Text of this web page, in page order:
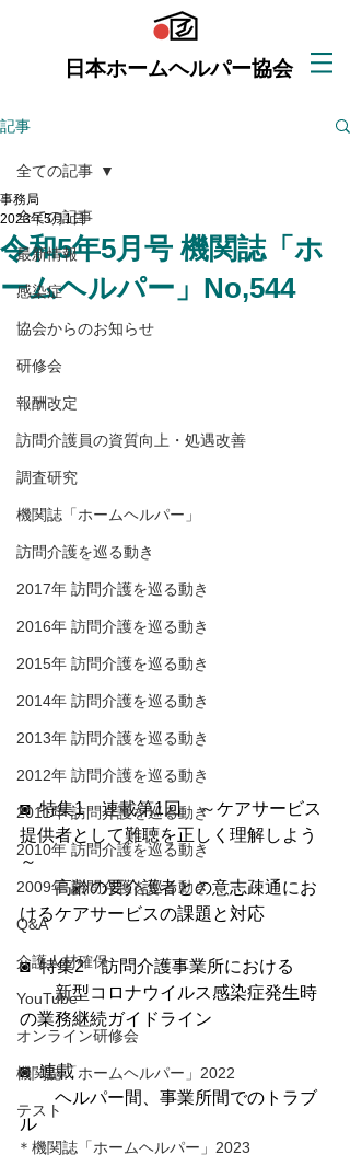
日本ホームヘルパー協会
記事
全ての記事
最新情報
感染症
協会からのお知らせ
研修会
報酬改定
訪問介護員の資質向上・処遇改善
調査研究
機関誌「ホームヘルパー」
訪問介護を巡る動き
2017年 訪問介護を巡る動き
2016年 訪問介護を巡る動き
2015年 訪問介護を巡る動き
2014年 訪問介護を巡る動き
2013年 訪問介護を巡る動き
2012年 訪問介護を巡る動き
2011年 訪問介護を巡る動き
2010年 訪問介護を巡る動き
2009年 訪問介護を巡る動き
Q&A
介護人材確保
YouTube
オンライン研修会
機関誌「ホームヘルパー」2022
テスト
＊機関誌「ホームヘルパー」2023
全ての記事
令和5年5月号 機関誌「ホ
ームヘルパー」No,544
事務局
2023年5月1日
◙  特集1　連載第1回　～ケアサービス
提供者として難聴を正しく理解しよう
～
高齢の要介護者との意志疎通にお
けるケアサービスの課題と対応
◙  特集2　訪問介護事業所における
新型コロナウイルス感染症発生時
の業務継続ガイドライン
◙  連載
ヘルパー間、事業所間でのトラブ
ル